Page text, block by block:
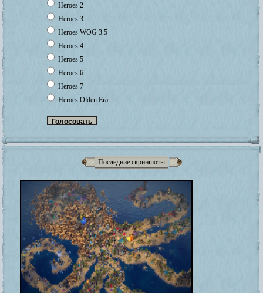
Heroes 2
Heroes 3
Heroes WOG 3.5
Heroes 4
Heroes 5
Heroes 6
Heroes 7
Heroes Olden Era
Последние скриншоты